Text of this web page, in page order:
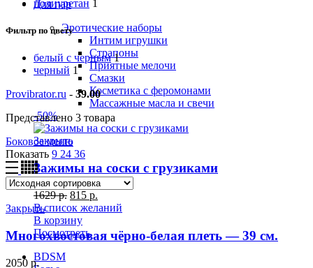
Для пар
Эротические наборы
Интим игрушки
Страпоны
Приятные мелочи
Смазки
Косметика с феромонами
Массажные масла и свечи
-50%
Закрыть
Зажимы на соски с грузиками
1629р. 815 р.
В список желаний
В корзину
Посмотреть
BDSM
полиуретан 1
Фильтр по цвету
белый с черным 1
черный 1
Provibrator.ru - 39.00
Представлено 3 товара
Боковое меню
Показать 9 24 36
Закрыть
Многохвостовая чёрно-белая плеть — 39 см.
2050 р.